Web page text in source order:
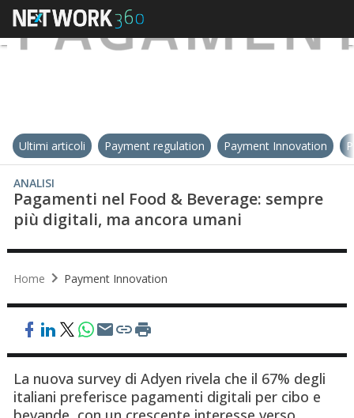
Ultimi articoli Payment regulation Payment Innovation
ANALISI
Pagamenti nel Food & Beverage: sempre
più digitali, ma ancora umani
Home Payment Innovation
La nuova survey di Adyen rivela che il 67% degli
italiani preferisce pagamenti digitali per cibo e